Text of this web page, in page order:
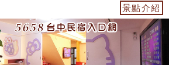
景點介紹